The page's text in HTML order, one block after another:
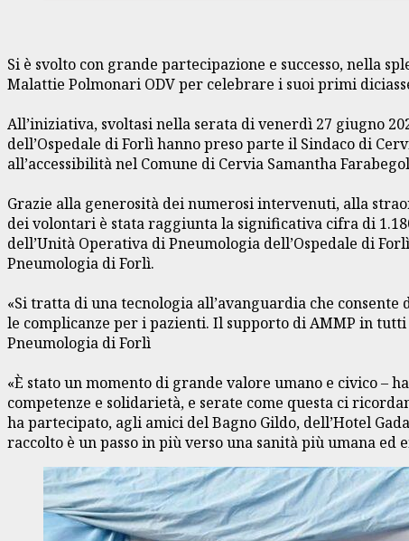
Si è svolto con grande partecipazione e successo, nella
Malattie Polmonari ODV per celebrare i suoi primi
All’iniziativa, svoltasi nella serata di venerdì 27 giugno
dell’Ospedale di Forlì hanno preso parte il Sindaco di
all’accessibilità nel Comune di Cervia Samantha
Grazie alla generosità dei numerosi intervenuti, alla
dei volontari è stata raggiunta la significativa cifra di
dell’Unità Operativa di Pneumologia dell’Ospedale di
Pneumologia di Forlì.
«Si tratta di una tecnologia all’avanguardia che
le complicanze per i pazienti. Il supporto di AMMP in
Pneumologia di Forlì
«È stato un momento di grande valore umano e civico –
competenze e solidarietà, e serate come questa ci
ha partecipato, agli amici del Bagno Gildo, dell’Hotel
raccolto è un passo in più verso una sanità più umana ed